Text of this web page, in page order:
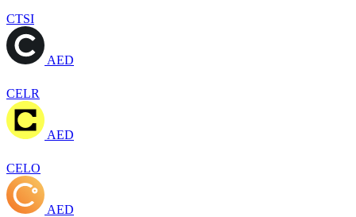
CTSI
AED
CELR
AED
CELO
AED